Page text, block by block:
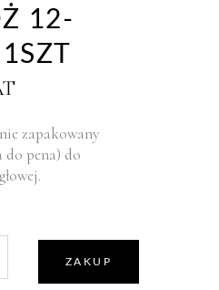
12-
zapakowany
pena) do
ZAKUP